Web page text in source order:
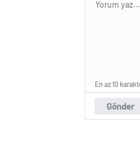
Gönder
En az 10